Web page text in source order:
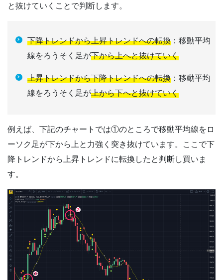
と抜けていくことで判断します。
下降トレンドから上昇トレンドへの転換 ：移動平均
線をろうそく足が下から上へと抜けていく
上昇トレンドから下降トレンドへの転換 ：移動平均
線をろうそく足が上から下へと抜けていく
例えば、下記のチャートでは①のところで移動平均線をロ
ーソク足が下から上と力強く突き抜けています。ここで下
降トレンドから上昇トレンドに転換したと判断し買いま
す。